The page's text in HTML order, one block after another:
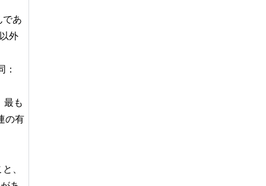
であ
外
最も
の有
、